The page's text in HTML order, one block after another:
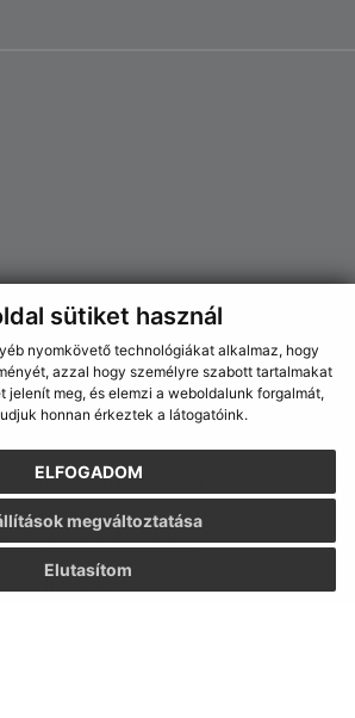
sütiket használ
nyomkövető technológiákat alkalmaz, hogy
azzal hogy személyre szabott tartalmakat
jelenít meg, és elemzi a weboldalunk forgalmát,
honnan érkeztek a látogatóink.
ELFOGADOM
Elutasítom
megváltoztatása
nyilatkozat
Szerzői jog
adatok védelme
Navigáció: